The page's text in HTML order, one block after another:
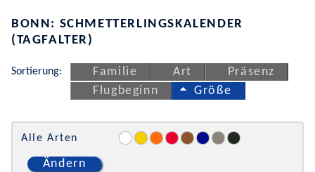
BONN: SCHMETTERLINGSKALENDER
(TAGFALTER)
Sortierung: Familie Art
Präsenz
Flugbeginn
Größe
Alle Arten
Ändern